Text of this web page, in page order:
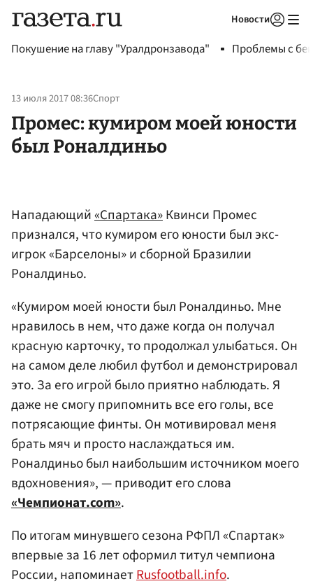
Новости
Покушение на главу "Уралдронзавода" Проблемы с
13 июля 2017 08:36Спорт
Промес: кумиром моей юности
был Роналдиньо
Нападающий«Спартака»Квинси Промес
признался, что кумиром его юности был экс-
игрок «Барселоны» и сборной Бразилии
Роналдиньо.
«Кумиром моей юности был Роналдиньо. Мне
нравилось в нем, что даже когда он получал
красную карточку, то продолжал улыбаться. Он
на самом деле любил футбол и демонстрировал
это. За его игрой было приятно наблюдать. Я
даже не смогу припомнить все его голы, все
потрясающие финты. Он мотивировал меня
брать мяч и просто наслаждаться им.
Роналдиньо был наибольшим источником моего
вдохновения», — приводит его слова
«Чемпионат.com».
По итогам минувшего сезона РФПЛ «Спартак»
впервые за 16 лет оформил титул чемпиона
России, напоминаетRusfootball.info.